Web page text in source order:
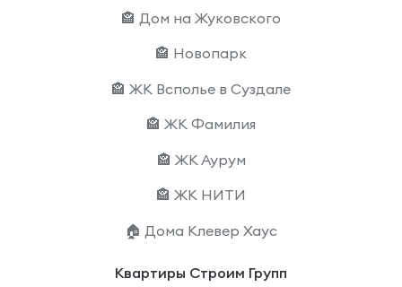
🏤 Дом на Жуковского
🏤 Новопарк
🏤 ЖК Всполье в Суздале
🏤 ЖК Фамилия
🏤 ЖК Аурум
🏤 ЖК НИТИ
🏠 Дома Клевер Хаус
Квартиры Строим Групп